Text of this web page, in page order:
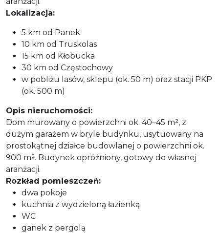
Lokalizacja:
5 km od Panek
10 km od Truskolas
15 km od Kłobucka
30 km od Częstochowy
w pobliżu lasów, sklepu (ok. 50 m) oraz stacji PKP
(ok. 500 m)
Opis nieruchomości:
Dom murowany o powierzchni ok. 40–45 m², z
dużym garażem w bryle budynku, usytuowany na
prostokątnej działce budowlanej o powierzchni ok.
900 m². Budynek opróżniony, gotowy do własnej
aranżacji.
Rozkład pomieszczeń:
dwa pokoje
kuchnia z wydzieloną łazienką
WC
ganek z pergolą